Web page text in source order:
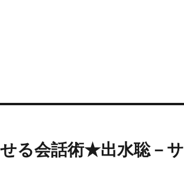
る会話術★出水聡－サ